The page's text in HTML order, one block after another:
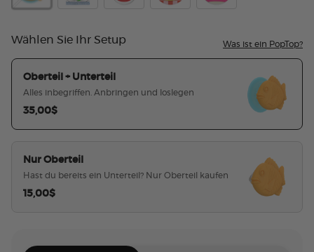
Wählen Sie Ihr Setup Was ist ein PopTop?
Oberteil + Unterteil
Alles inbegriffen. Anbringen und loslegen
35,00$
Nur Oberteil
Hast du bereits ein Unterteil? Nur Oberteil kaufen
15,00$